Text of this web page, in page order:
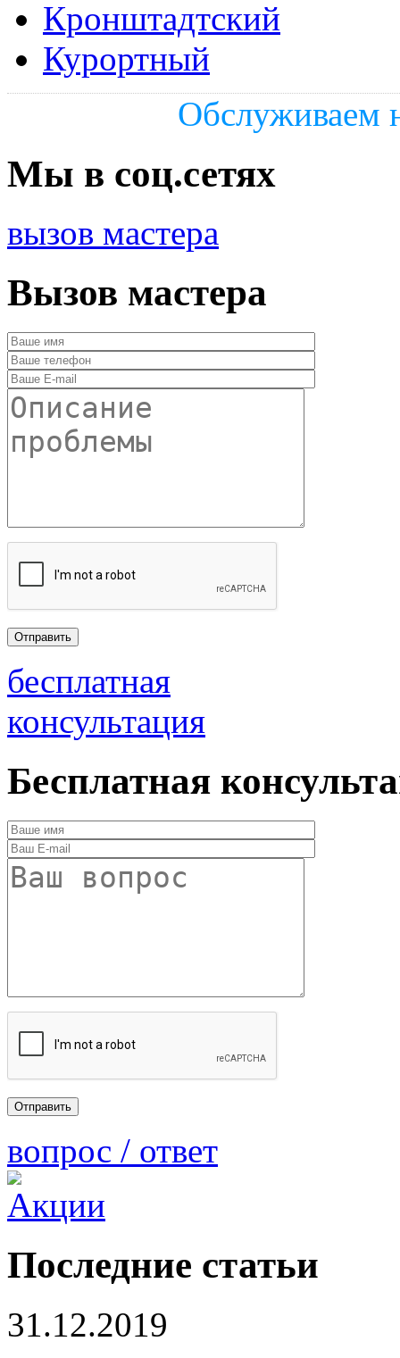
Кронштадтский
Курортный
Обслуживаем
Мы в соц.сетях
вызов мастера
Вызов мастера
бесплатная
консультация
Бесплатная
вопрос / ответ
Последние статьи
31.12.2019